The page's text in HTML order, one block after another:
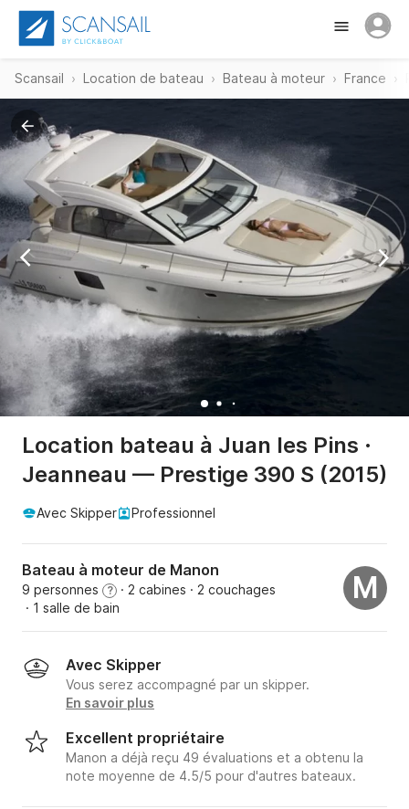
Scansail Location de bateau Bateau à moteur France
Location bateau à Juan les Pins ·
Jeanneau — Prestige 390 S (2015)
Avec Skipper Professionnel
Bateau à moteur de Manon
9 personnes ? · 2 cabines · 2 couchages
· 1 salle de bain
M
Avec Skipper
Vous serez accompagné par un skipper.
En savoir plus
Excellent propriétaire
Manon a déjà reçu 49 évaluations et a obtenu la
note moyenne de 4.5/5 pour d'autres bateaux.